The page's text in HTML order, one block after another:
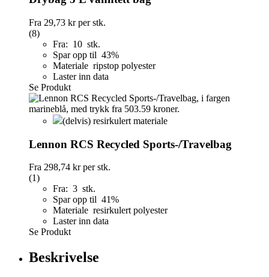
Fra 29,73 krper stk.
(8)
Fra: 10 stk.
Spar opp til 43%
Materiale ripstop polyester
Laster inn data
Se Produkt
(delvis) resirkulert materiale
Lennon RCS Recycled Sports-/Travelbag
Fra 298,74 krper stk.
(1)
Fra: 3 stk.
Spar opp til 41%
Materiale resirkulert polyester
Laster inn data
Se Produkt
Beskrivelse